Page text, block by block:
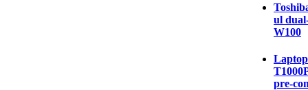
ul
W100
pre-